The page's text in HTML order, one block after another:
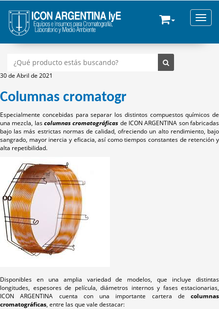
30 de Abril de 2021
Columnas cromatogr
Especialmente concebidas para separar los distintos compuestos químicos de
una mezcla, lascolumnas cromatográficas de ICON ARGENTINA son fabricadas
bajo las más estrictas normas de calidad, ofreciendo un alto rendimiento, bajo
sangrado, mayor inercia y eficacia, así como tiempos constantes de retención y
alta repetibilidad.
Disponibles en una amplia variedad de modelos, que incluye distintas
longitudes, espesores de película, diámetros internos y fases estacionarias,
ICON ARGENTINA cuenta con una importante cartera de columnas
cromatográficas, entre las que vale destacar: